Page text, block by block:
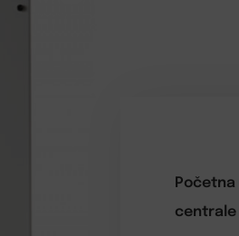
Početna
centrale